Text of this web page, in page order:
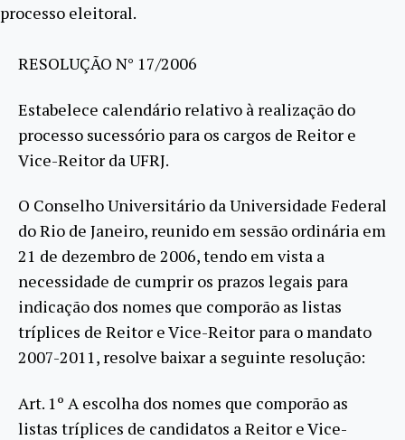
processo eleitoral.
RESOLUÇÃO N° 17/2006
Estabelece calendário relativo à realização do
processo sucessório para os cargos de Reitor e
Vice-Reitor da UFRJ.
O Conselho Universitário da Universidade Federal
do Rio de Janeiro, reunido em sessão ordinária em
21 de dezembro de 2006, tendo em vista a
necessidade de cumprir os prazos legais para
indicação dos nomes que comporão as listas
tríplices de Reitor e Vice-Reitor para o mandato
2007-2011, resolve baixar a seguinte resolução:
Art. 1º A escolha dos nomes que comporão as
listas tríplices de candidatos a Reitor e Vice-